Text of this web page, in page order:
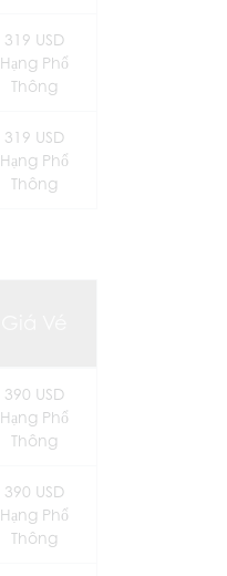
319 USD
Hạng Phổ
Thông
319 USD
Hạng Phổ
Thông
390 USD
Hạng Phổ
Thông
390 USD
Hạng Phổ
Thông